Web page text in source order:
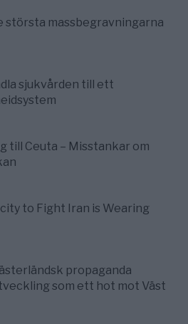
största massbegravningarna
sjukvården till ett
till Ceuta – Misstankar om
to Fight Iran is Wearing
propaganda
som ett hot mot Väst